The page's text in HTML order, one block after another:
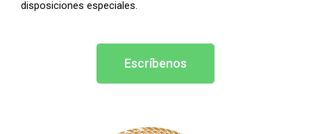
disposiciones especiales.
Escríbenos